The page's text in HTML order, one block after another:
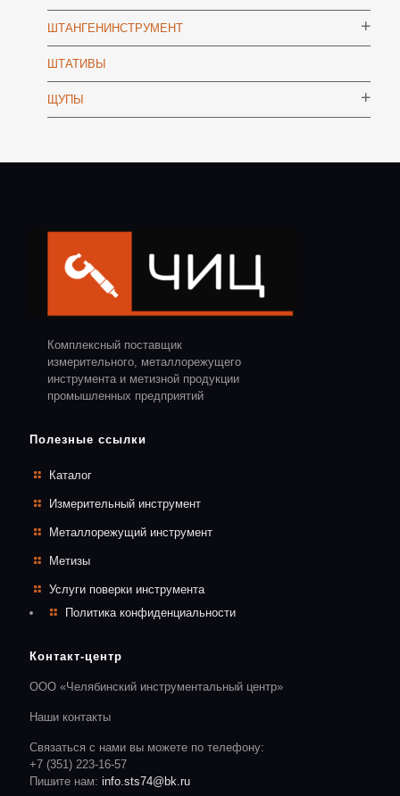
ШТАНГЕНИНСТРУМЕНТ
ШТАТИВЫ
ЩУПЫ
Комплексный поставщик
измерительного, металлорежущего
инструмента и метизной продукции
промышленных предприятий
Полезные ссылки
Каталог
Измерительный инструмент
Металлорежущий инструмент
Метизы
Услуги поверки инструмента
Политика конфиденциальности
Контакт-центр
ООО «Челябинский инструментальный центр»
Наши контакты
Связаться с нами вы можете по телефону:
+7 (351) 223-16-57
Пишите нам: info.sts74@bk.ru